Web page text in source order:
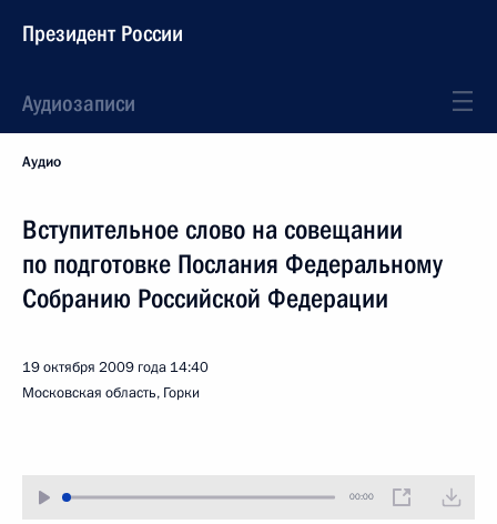
Президент России
Аудиозаписи
Аудио
Вступительное слово на совещании
по подготовке Послания Федеральному
Собранию Российской Федерации
19 октября 2009 года 14:40
Московская область, Горки
00:00